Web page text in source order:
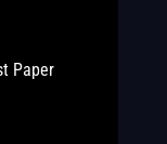
Paper